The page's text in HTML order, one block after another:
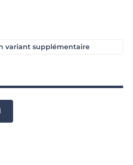
de Default Title
la quantité de Default Title
variant supplémentaire